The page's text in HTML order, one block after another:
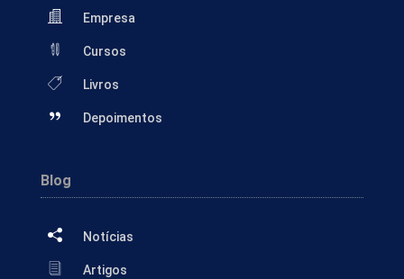
Empresa
Cursos
Livros
Depoimentos
Blog
Notícias
Artigos